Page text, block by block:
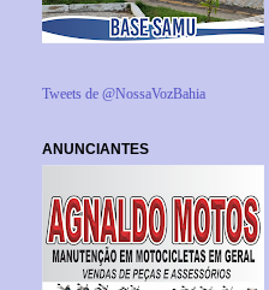
Tweets de @NossaVozBahia
ANUNCIANTES